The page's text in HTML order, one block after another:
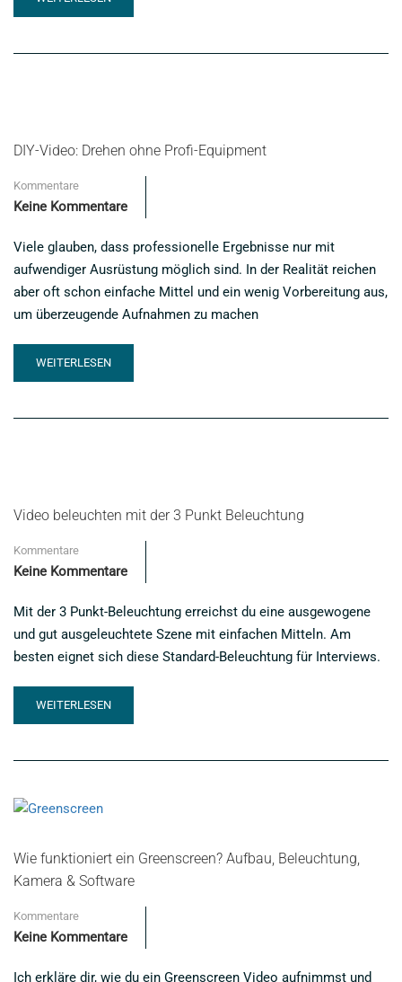
MORE
WARUM
SETUP
NACHDENKEN
DIY-Video: Drehen ohne Profi-Equipment
Kommentare
Keine Kommentare
Viele glauben, dass professionelle Ergebnisse nur mit
aufwendiger Ausrüstung möglich sind. In der Realität reichen
aber oft schon einfache Mittel und ein wenig Vorbereitung aus,
um überzeugende Aufnahmen zu machen
READ
MORE
DIY-
WEITERLESEN
Video beleuchten mit der 3 Punkt Beleuchtung
Kommentare
Keine Kommentare
Mit der 3 Punkt-Beleuchtung erreichst du eine ausgewogene
und gut ausgeleuchtete Szene mit einfachen Mitteln. Am
besten eignet sich diese Standard-Beleuchtung für Interviews.
READ
MORE
VIDEO
DER
BELEUCHTUNG
WEITERLESEN
Wie funktioniert ein Greenscreen? Aufbau, Beleuchtung,
Kamera & Software
Kommentare
Keine Kommentare
Ich erkläre dir, wie du ein Greenscreen Video aufnimmst und